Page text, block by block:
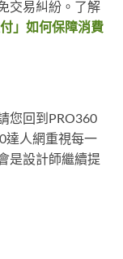
交易糾紛。了解
付」如何保障消費
您回到PRO360
達人網重視每一
是設計師繼續提